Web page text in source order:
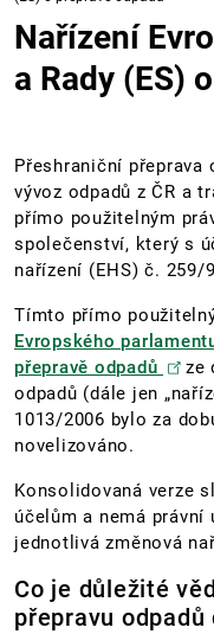
Nařízení
a Rady (ES)
Přeshraniční přeprava
vývoz odpadů z ČR a
přímo použitelným
společenství, který s
nařízení (EHS) č. 259/
Tímto přímo
Evropského
přepravě odpadů
ze
odpadů (dále jen
1013/2006 bylo za
novelizováno.
Konsolidovaná verze
účelům a nemá právní
jednotlivá změnová
Co je důležité
přepravu odpadů